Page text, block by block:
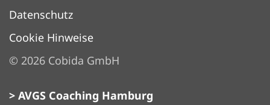
Datenschutz
Cookie Hinweise
© 2026 Cobida GmbH
> AVGS Coaching Hamburg